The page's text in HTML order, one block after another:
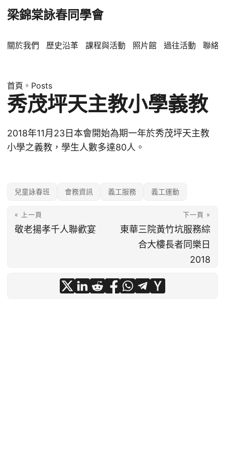
梁錦棠詠春同學會
關於我們 歷史沿革 課程與活動 照片館 過往活動 聯絡
首頁 » Posts
秀茂坪天主教小學義教
2018年11月23日本會開始為期一年於秀茂坪天主教
小學之義教，學生人數多達80人。
兒童詠春班 會務資訊 義工服務 義工運動
« 上一頁
敬老揚孝千人聯歡宴
下一頁 »
東華三院黃竹坑服務綜
合大樓長者同樂日
2018